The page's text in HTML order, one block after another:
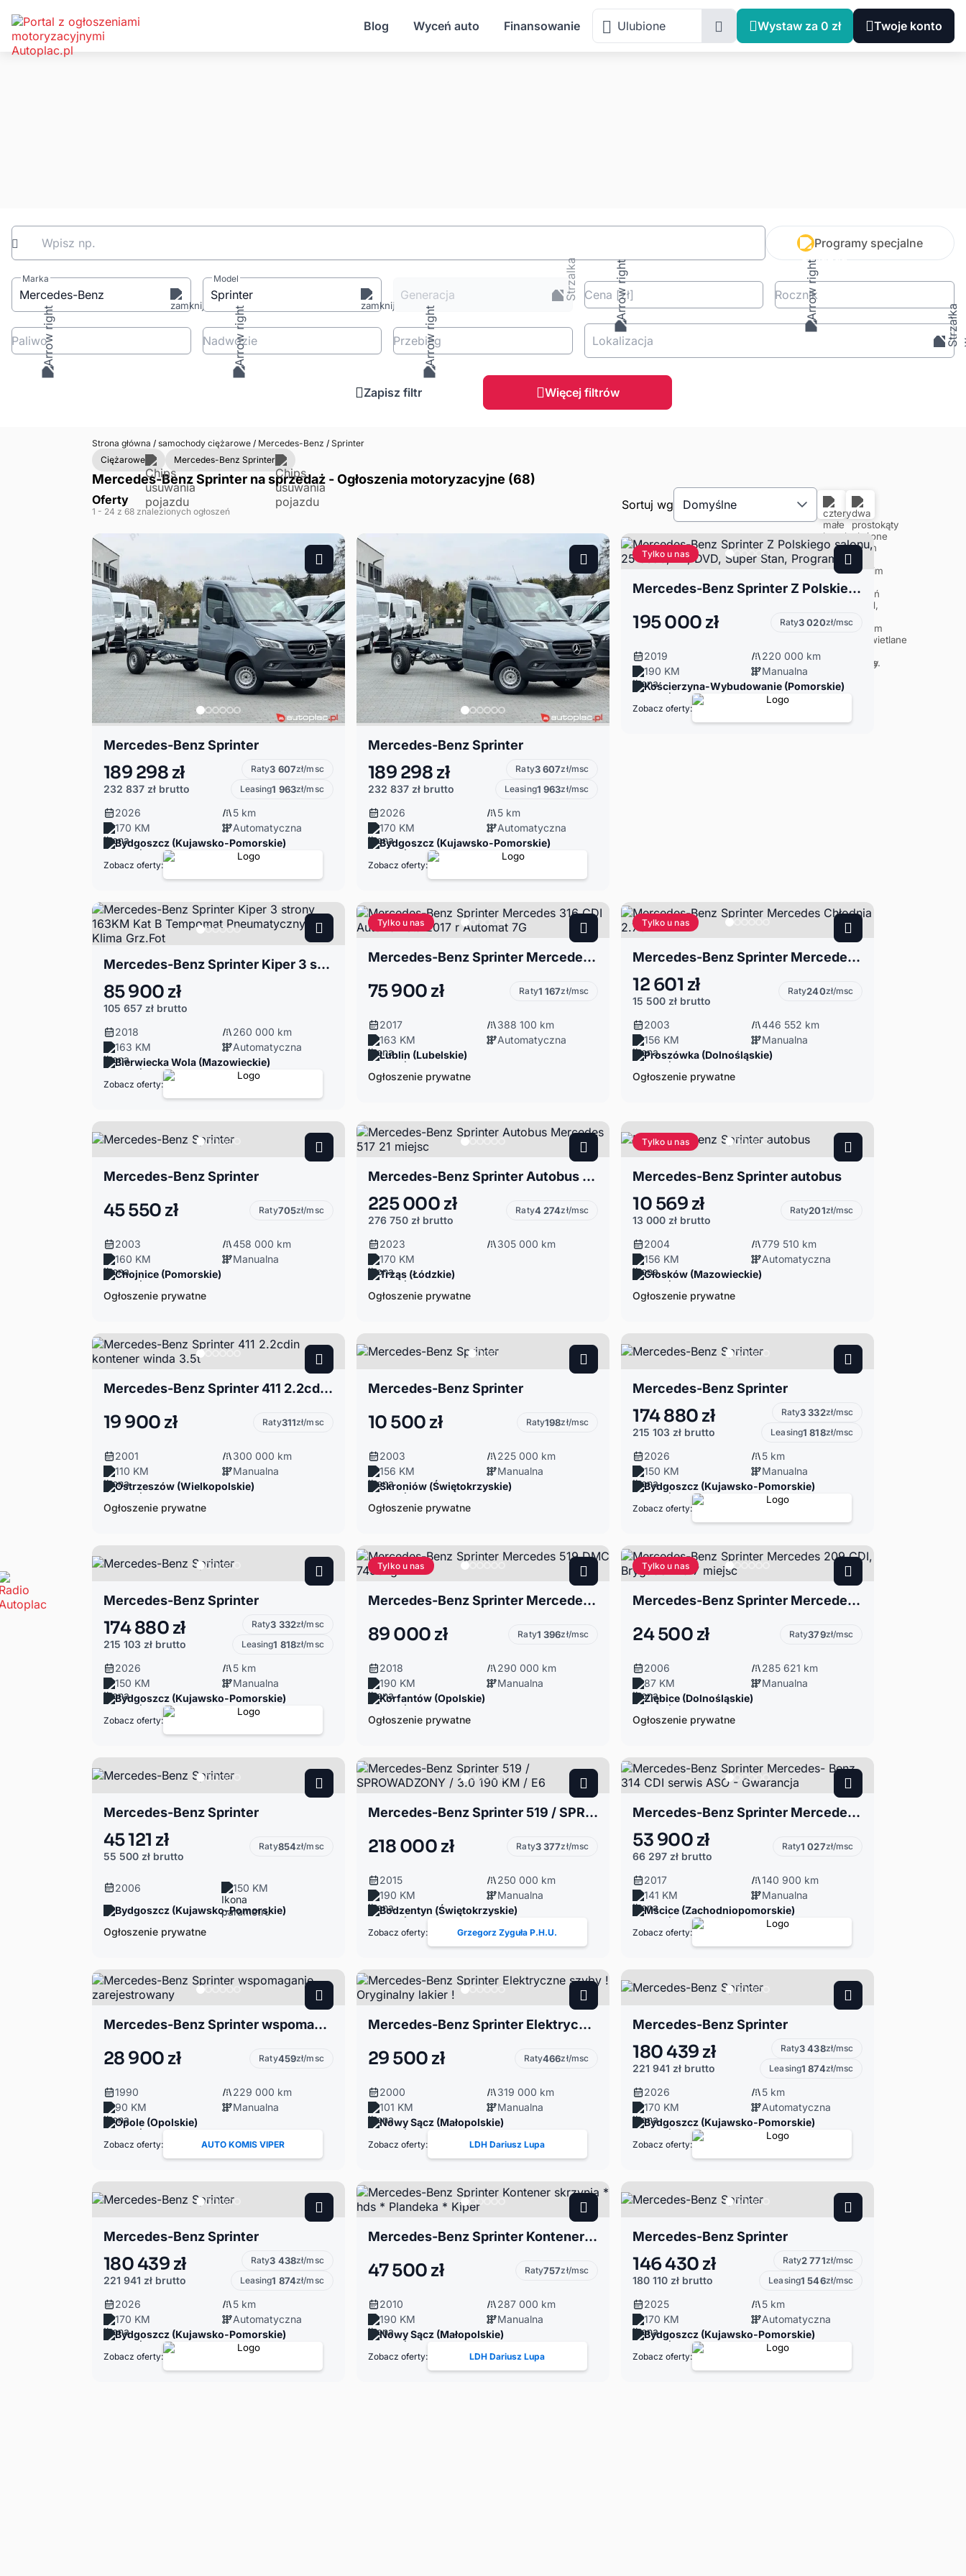
Blog Wyceń auto Finansowanie Ulubione Wystaw za 0 zł Twoje konto
Wpisz np. Programy specjalne
Marka
Mercedes-Benz
Model
Sprinter Generacja Cena [zł] Rocznik
Paliwo Nadwozie Przebieg Lokalizacja
Zapisz filtr Więcej filtrów
Strona główna /samochody ciężarowe /Mercedes-Benz /Sprinter
Ciężarowe
Mercedes-Benz Sprinter
Mercedes-Benz Sprinter na sprzedaż - Ogłoszenia motoryzacyjne (68)
Oferty
1 - 24 z 68 znalezionych ogłoszeń Sortuj wg Domyślne
Mercedes-Benz Sprinter
189 298 zł
232 837 zł brutto
Raty3 607zł/msc
Leasing1 963zł/msc
2026
5 km
170 KM
Automatyczna
Bydgoszcz (Kujawsko-Pomorskie)
Zobacz oferty:
Mercedes-Benz Sprinter
189 298 zł
232 837 zł brutto
Raty3 607zł/msc
Leasing1 963zł/msc
2026
5 km
170 KM
Automatyczna
Bydgoszcz (Kujawsko-Pomorskie)
Zobacz oferty:
Tylko u nas
Mercedes-Benz Sprinter Z Polskiego salonu, 25 osób, TV, DVD, Super Stan, Program
195 000 zł Raty3 020zł/msc
2019
220 000 km
190 KM
Manualna
Kościerzyna-Wybudowanie (Pomorskie)
Zobacz oferty:
Mercedes-Benz Sprinter Kiper 3 strony 163KM Kat B Tempomat Pneumatyczny fotel Klima Grz.Fot
85 900 zł
105 657 zł brutto
2018
260 000 km
163 KM
Automatyczna
Bierwiecka Wola (Mazowieckie)
Zobacz oferty:
Tylko u nas
Mercedes-Benz Sprinter Mercedes 316 CDI Auto-laweta 2017 r Automat 7G
75 900 zł Raty1 167zł/msc
2017
388 100 km
163 KM
Automatyczna
Lublin (Lubelskie)
Ogłoszenie prywatne
Tylko u nas
Mercedes-Benz Sprinter Mercedes Chłodnia 2.7CDI
12 601 zł
15 500 zł brutto
Raty240zł/msc
2003
446 552 km
156 KM
Manualna
Proszówka (Dolnośląskie)
Ogłoszenie prywatne
Mercedes-Benz Sprinter
45 550 zł Raty705zł/msc
2003
458 000 km
160 KM
Manualna
Chojnice (Pomorskie)
Ogłoszenie prywatne
Mercedes-Benz Sprinter Autobus Mercedes 517 21 miejsc
225 000 zł
276 750 zł brutto
Raty4 274zł/msc
2023
305 000 km
170 KM
Trząs (Łódzkie)
Ogłoszenie prywatne
Tylko u nas
Mercedes-Benz Sprinter autobus
10 569 zł
13 000 zł brutto
Raty201zł/msc
2004
779 510 km
156 KM
Automatyczna
Głosków (Mazowieckie)
Ogłoszenie prywatne
Mercedes-Benz Sprinter 411 2.2cdin kontener winda 3.5t
19 900 zł Raty311zł/msc
2001
300 000 km
110 KM
Manualna
Ostrzeszów (Wielkopolskie)
Ogłoszenie prywatne
Mercedes-Benz Sprinter
10 500 zł Raty198zł/msc
2003
225 000 km
156 KM
Manualna
Skroniów (Świętokrzyskie)
Ogłoszenie prywatne
Mercedes-Benz Sprinter
174 880 zł
215 103 zł brutto
Raty3 332zł/msc
Leasing1 818zł/msc
2026
5 km
150 KM
Manualna
Bydgoszcz (Kujawsko-Pomorskie)
Zobacz oferty:
Mercedes-Benz Sprinter
174 880 zł
215 103 zł brutto
Raty3 332zł/msc
Leasing1 818zł/msc
2026
5 km
150 KM
Manualna
Bydgoszcz (Kujawsko-Pomorskie)
Zobacz oferty:
Tylko u nas
Mercedes-Benz Sprinter Mercedes 519 DMC 7490kg
89 000 zł Raty1 396zł/msc
2018
290 000 km
190 KM
Manualna
Korfantów (Opolskie)
Ogłoszenie prywatne
Tylko u nas
Mercedes-Benz Sprinter Mercedes 209 CDI, Brygadówka 7 miejsc
24 500 zł Raty379zł/msc
2006
285 621 km
87 KM
Manualna
Ziębice (Dolnośląskie)
Ogłoszenie prywatne
Mercedes-Benz Sprinter
45 121 zł
55 500 zł brutto
Raty854zł/msc
2006
150 KM
Bydgoszcz (Kujawsko-Pomorskie)
Ogłoszenie prywatne
Mercedes-Benz Sprinter 519 / SPROWADZONY / 3.0 190 KM / E6
218 000 zł Raty3 377zł/msc
2015
250 000 km
190 KM
Manualna
Bodzentyn (Świętokrzyskie)
Zobacz oferty: Grzegorz Zyguła P.H.U.
Mercedes-Benz Sprinter Mercedes- Benz 314 CDI serwis ASO - Gwarancja
53 900 zł
66 297 zł brutto
Raty1 027zł/msc
2017
140 900 km
141 KM
Manualna
Mścice (Zachodniopomorskie)
Zobacz oferty:
Mercedes-Benz Sprinter wspomaganie, zarejestrowany
28 900 zł Raty459zł/msc
1990
229 000 km
90 KM
Manualna
Opole (Opolskie)
Zobacz oferty: AUTO KOMIS VIPER
Mercedes-Benz Sprinter Elektryczne szyby ! Oryginalny lakier !
29 500 zł Raty466zł/msc
2000
319 000 km
101 KM
Manualna
Nowy Sącz (Małopolskie)
Zobacz oferty: LDH Dariusz Lupa
Mercedes-Benz Sprinter
180 439 zł
221 941 zł brutto
Raty3 438zł/msc
Leasing1 874zł/msc
2026
5 km
170 KM
Automatyczna
Bydgoszcz (Kujawsko-Pomorskie)
Zobacz oferty:
Mercedes-Benz Sprinter
180 439 zł
221 941 zł brutto
Raty3 438zł/msc
Leasing1 874zł/msc
2026
5 km
170 KM
Automatyczna
Bydgoszcz (Kujawsko-Pomorskie)
Zobacz oferty:
Mercedes-Benz Sprinter Kontener skrzynia * hds * Plandeka * Kiper
47 500 zł Raty757zł/msc
2010
287 000 km
190 KM
Manualna
Nowy Sącz (Małopolskie)
Zobacz oferty: LDH Dariusz Lupa
Mercedes-Benz Sprinter
146 430 zł
180 110 zł brutto
Raty2 771zł/msc
Leasing1 546zł/msc
2025
5 km
170 KM
Automatyczna
Bydgoszcz (Kujawsko-Pomorskie)
Zobacz oferty: